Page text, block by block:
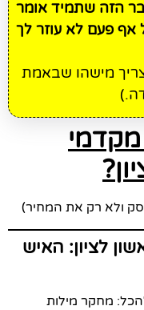
הזה שתמיד אומר
פעם לא עוזר לך
מישהו שבאמת
מקדמי
ולא רק את המחיר)
לציון: האיש
מחקר מילות